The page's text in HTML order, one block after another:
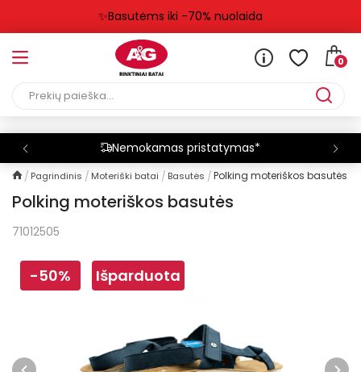
✨Basutėms iki -70% nuolaida
0
Nemokamas pristatymas*
Pagrindinis Moteriški batai Basutės Polking moteriškos basutės
Polking moteriškos basutės
71012505
-50% Išparduota